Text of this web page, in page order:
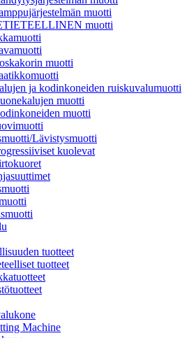
muotti
muotti
muotti
ja kodinkoneiden ruiskuvalumuotti
muotti
muotti
Lävistysmuotti
kuolevat
tuotteet
tuotteet
Machine